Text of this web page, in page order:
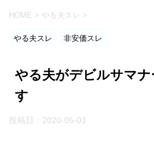
HOME > やる夫スレ >
やる夫スレ 非安価スレ
やる夫がデビルサマ
す
投稿日： 2020-05-03